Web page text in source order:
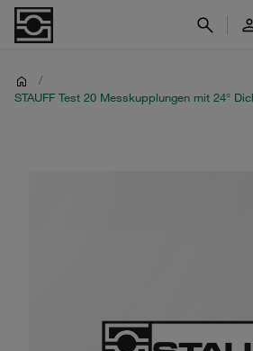
/
STAUFF Test 20 Messkupplungen mit 24°